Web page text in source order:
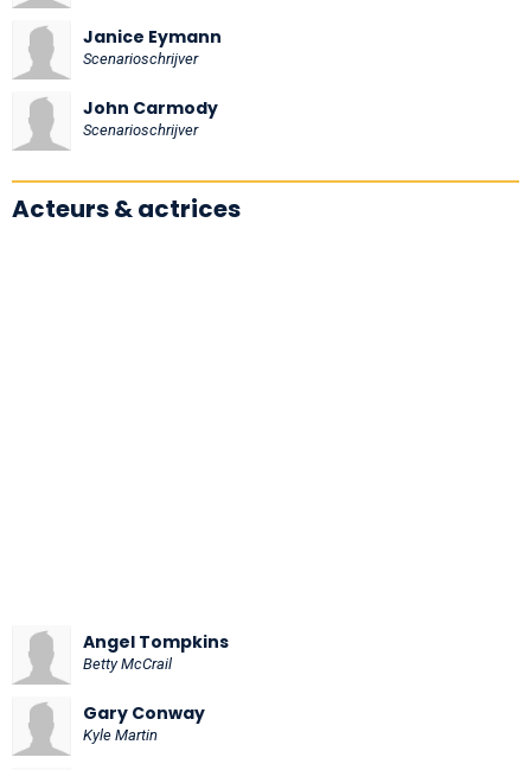
Janice Eymann
Scenarioschrijver
John Carmody
Scenarioschrijver
Acteurs & actrices
Angel Tompkins
Betty McCrail
Gary Conway
Kyle Martin